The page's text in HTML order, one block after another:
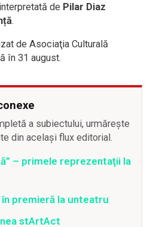
de Pilar Diaz
.
de Asociaţia Culturală
în 31 august.
a subiectului, urmărește
din același flux editorial.
– primele reprezentaţii la
premieră la unteatru
stArtAct